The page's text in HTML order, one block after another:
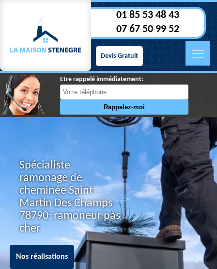
01 85 53 48 43
07 67 50 99 52
Devis Gratuit
Etre rappelé immédiatement:
Spécialiste
ramonage de
cheminée Saint
Martin Des Champs
78790: ramoneur pas
cher
Nos réalisations